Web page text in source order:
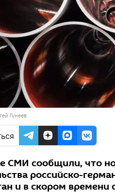
Гунеев
СМИ сообщили, что
российско-
и в скором времени